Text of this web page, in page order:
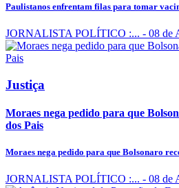
Paulistanos enfrentam filas para tomar
JORNALISTA POLÍTICO :... - 08 de
Justiça
Moraes nega pedido para que
dos Pais
Moraes nega pedido para que Bolsonaro
JORNALISTA POLÍTICO :... - 08 de